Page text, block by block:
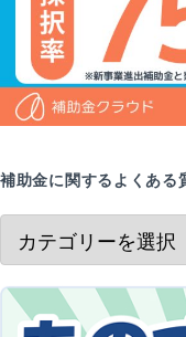
補助金に関するよくある